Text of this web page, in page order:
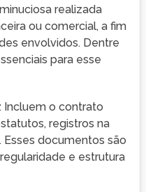
realizada
ou comercial, a fim
envolvidos. Dentre
para esse
Incluem o contrato
registros na
Esses documentos são
e estrutura